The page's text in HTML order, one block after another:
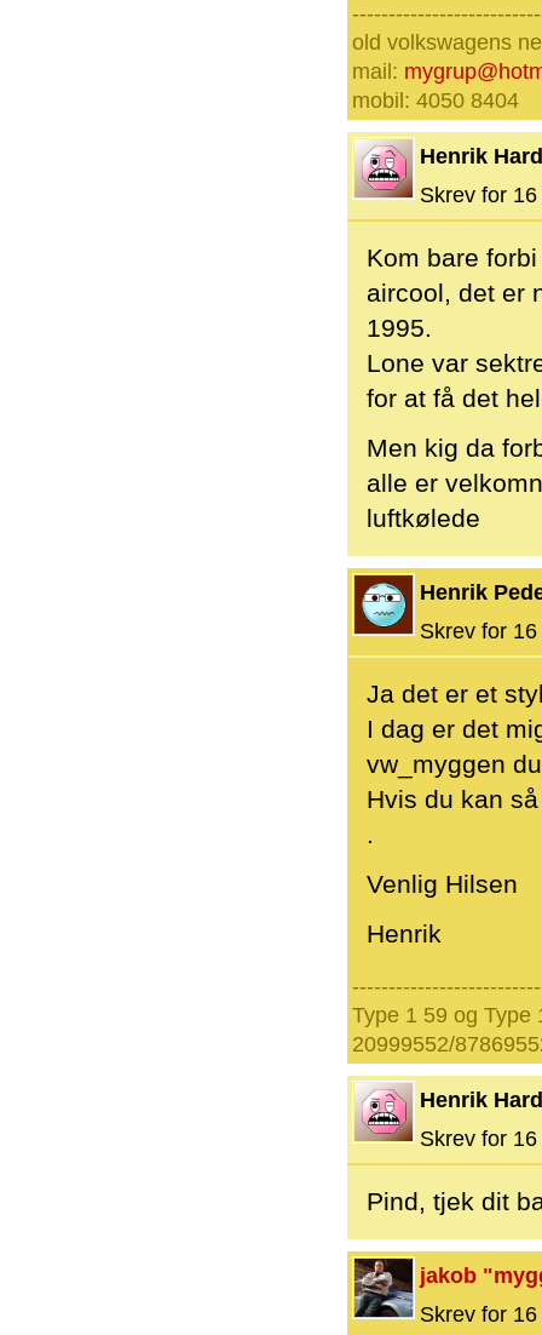
old volkswagens
mail:
mobil: 4050 8404
Henrik
Skrev for
Kom bare
aircool, det er
1995.
Lone var
for at få det
Men kig da
alle er
luftkølede
Henrik
Skrev for
Ja det er et
I dag er det
vw_myggen
Hvis du kan
.
Venlig Hilsen
Henrik
Type 1 59 og Type
20999552/
Henrik
Skrev for
Pind, tjek dit
jakob
Skrev for